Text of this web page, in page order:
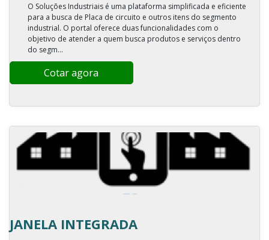
O Soluções Industriais é uma plataforma simplificada e eficiente
para a busca de Placa de circuito e outros itens do segmento
industrial. O portal oferece duas funcionalidades com o
objetivo de atender a quem busca produtos e serviços dentro
do segm...
Cotar agora
JANELA INTEGRADA